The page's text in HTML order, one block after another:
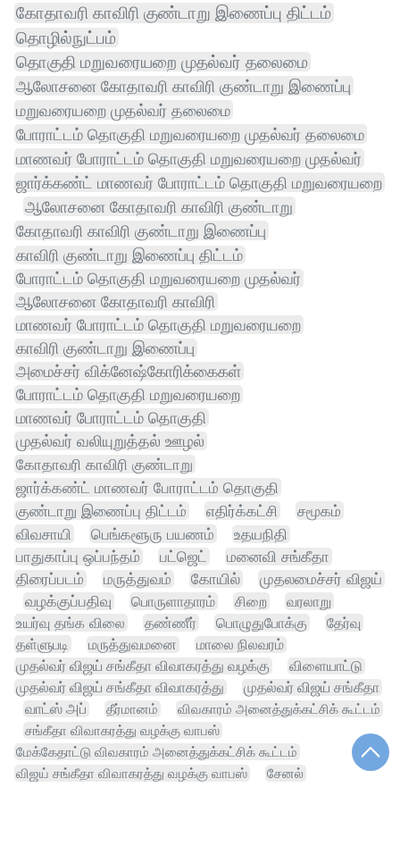
கோதாவரி காவிரி குண்டாறு இணைப்பு திட்டம்
தொழில்நுட்பம்
தொகுதி மறுவரையறை முதல்வர் தலைமை
ஆலோசனை கோதாவரி காவிரி குண்டாறு இணைப்பு
மறுவரையறை முதல்வர் தலைமை
போராட்டம் தொகுதி மறுவரையறை முதல்வர் தலைமை
மாணவர் போராட்டம் தொகுதி மறுவரையறை முதல்வர்
ஜார்க்கண்ட் மாணவர் போராட்டம் தொகுதி மறுவரையறை
ஆலோசனை கோதாவரி காவிரி குண்டாறு
கோதாவரி காவிரி குண்டாறு இணைப்பு
காவிரி குண்டாறு இணைப்பு திட்டம்
போராட்டம் தொகுதி மறுவரையறை முதல்வர்
ஆலோசனை கோதாவரி காவிரி
மாணவர் போராட்டம் தொகுதி மறுவரையறை
காவிரி குண்டாறு இணைப்பு
அமைச்சர் விக்னேஷ்கோரிக்கைகள்
போராட்டம் தொகுதி மறுவரையறை
மாணவர் போராட்டம் தொகுதி
முதல்வர் வலியுறுத்தல் ஊழல்
கோதாவரி காவிரி குண்டாறு
ஜார்க்கண்ட் மாணவர் போராட்டம் தொகுதி
குண்டாறு இணைப்பு திட்டம்
எதிர்க்கட்சி
சமூகம்
விவசாயி
பெங்களூரு பயணம்
உதயநிதி
பாதுகாப்பு ஒப்பந்தம்
பட்ஜெட்
மனைவி சங்கீதா
திரைப்படம்
மருத்துவம் கோயில்
முதலமைச்சர் விஜய்
வழக்குப்பதிவு
பொருளாதாரம் சிறை
வரலாறு
உயர்வு தங்க விலை
தண்ணீர் பொழுதுபோக்கு
தேர்வு
தள்ளுபடி
மருத்துவமனை
மாலை நிலவரம்
முதல்வர் விஜய் சங்கீதா விவாகரத்து வழக்கு
விளையாட்டு
முதல்வர் விஜய் சங்கீதா விவாகரத்து
முதல்வர் விஜய் சங்கீதா
வாட்ஸ் அப்
தீர்மானம்
விவகாரம் அனைத்துக்கட்சிக் கூட்டம்
சங்கீதா விவாகரத்து வழக்கு வாபஸ்
மேக்கேதாட்டு விவகாரம் அனைத்துக்கட்சிக் கூட்டம்
விஜய் சங்கீதா விவாகரத்து வழக்கு வாபஸ்
சேனல்